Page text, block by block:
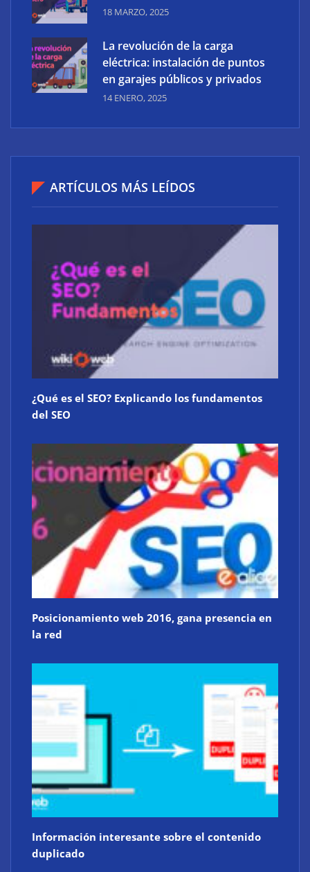
Las mejores agencias de marketing digital de
Madrid
18 MARZO, 2025
La revolución de la carga
eléctrica: instalación de puntos
en garajes públicos y privados
14 ENERO, 2025
ARTÍCULOS MÁS LEÍDOS
¿Qué es el SEO? Explicando los fundamentos
del SEO
Posicionamiento web 2016, gana presencia en
la red
Información interesante sobre el contenido
duplicado